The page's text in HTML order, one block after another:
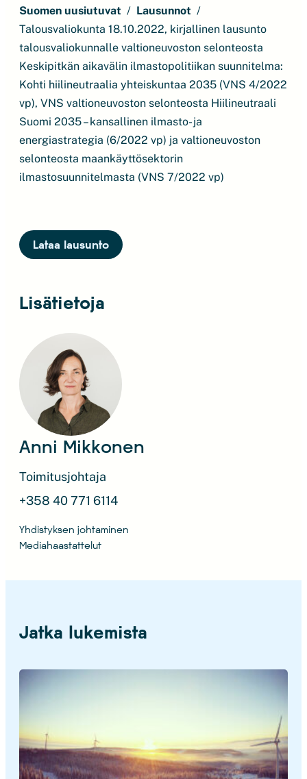
Suomen uusiutuvat
Lausunnot
Talousvaliokunta 18.10.2022, kirjallinen lausunto
talousvaliokunnalle valtioneuvoston selonteosta
Keskipitkän aikavälin ilmastopolitiikan suunnitelma:
Kohti hiilineutraalia yhteiskuntaa 2035 (VNS 4/2022
vp), VNS valtioneuvoston selonteosta Hiilineutraali
Suomi 2035 – kansallinen ilmasto- ja
energiastrategia (6/2022 vp) ja valtioneuvoston
selonteosta maankäyttösektorin
ilmastosuunnitelmasta (VNS 7/2022 vp)
Lataa lausunto
Lisätietoja
Anni Mikkonen
Toimitusjohtaja
+358 40 771 6114
Yhdistyksen johtaminen
Mediahaastattelut
Jatka lukemista